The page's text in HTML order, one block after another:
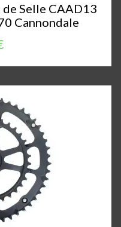
Selle CAAD13
Cannondale